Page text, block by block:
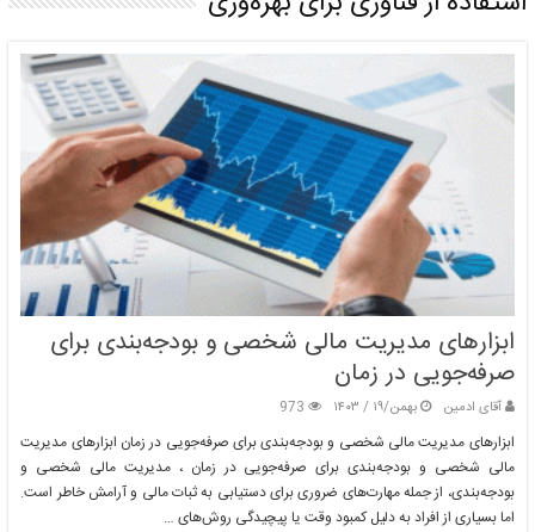
ابزارهای مدیریت مالی شخصی و بودجه‌بندی برای
صرفه‌جویی در زمان
آقای ادمین بهمن/۱۹ / ۱۴۰۳ 973
ابزارهای مدیریت مالی شخصی و بودجه‌بندی برای صرفه‌جویی در زمان ابزارهای مدیریت
مالی شخصی و بودجه‌بندی برای صرفه‌جویی در زمان ، مدیریت مالی شخصی و
بودجه‌بندی، از جمله مهارت‌های ضروری برای دستیابی به ثبات مالی و آرامش خاطر است.
اما بسیاری از افراد به دلیل کمبود وقت یا پیچیدگی روش‌های …